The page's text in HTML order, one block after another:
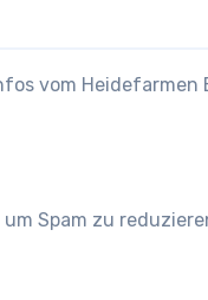
vom Heidefarmen
Spam zu